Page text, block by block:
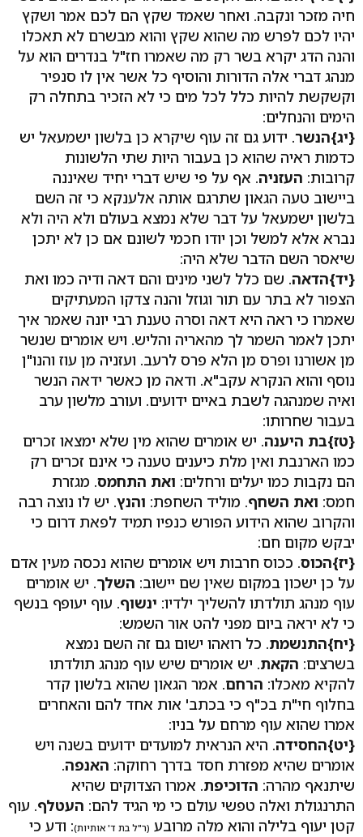
חיה מזכר ונקבה. ואחר שאמד שקץ הם לכם אמר ושקץ
יהיו לכם לפרש מה שהוא שקץ והוא מבשרם לא תאכלו
והנה הדג יקרא בשר רק מה שאמרו חז"ל בנדרים הוא על
מנהג דברי אלה הדורות והוסיף כל אשר אין לו סנפיר
וקשקשת להיות כלל לכל מים כי לא הזכיר בתחלה רק
הימים והנחלים:
{יג}הנשר. ידוע גם זה עוף שיקרא כן בלשון ישמעאל יש
כדמות ראיה שהוא כן בעבור היות שתי הלשונות
קרובות: העזניה. אף על פי שיש דברי יחיד שאיננה
ביישוב טעה הגאון שתרגם אותה אלענקא כי זה השם
בלשון ישמעאל על דבר שלא נמצא בעולם ולא היה ולא
נברא אלא למשל וכן יודו חכמי לשונם אם כן לא יתכן
שיאסר השם הדבר שלא היה:
{יד}הדאה. שם כלל לשני מינים והם דאה ודיה כמו ואת
הצפור לא בתר עם תור וגוזל והנה צדקו המעתיקים
שאמרו כי ראה היא דאה וסרה טענת רבי יונה שאמר איך
יתכן לאמר השמר לך מהאריה והליש. ויש אומרים שנשר
מן אשורנו ופרס מן הלא פרס לרעב. ועזניה מן עוז והנו"ן
נוסף והוא הנקרא עקב"א. ודאה מן כאשר ידאה הנשר
ואיה שמנהגה לשבת באיים ידועים. ועורב מלשון ערב
בעבור שחרותו:
{טז}בת היענה. יש אומרים שהוא מין שלא ימצאו זכרים
כמו הארנבת ואין מלת כיענים טענה כי אינם זכרים רק
הם נקבות כמו יעלים ורחלים: ואת התחמס. מגזרת
חמס: ואת השחף. מוליד השחפת: והנץ. יש לו נוצה רבה
והקרוב שהוא הידוע הפורש כנפיו תמיד לפאת דרום כי
יבקש מקום חם:
{יז}הכוס. ככוס חרבות ויש אומרים שהוא נכסה מעין אדם
על כן ישכון במקום שאין שם יישוב: השלך. יש אומרים
עוף מנהג תולדתו להשליך ילדיו: ינשוף. עוף יעופף בנשף
כי לא יראה ביום מפני להט אור השמש:
{יח}התנשמת. כל רואהו ישום גם זה השם נמצא
בשרצים: הקאת. יש אומרים שיש עוף מנהג תולדתו
להקיא מאכלו: הרחם. אמר הגאון שהוא בלשון קדר
בחלוף חי"ת בכ"ף כי בכתב' אות אחד להם והאחרים
אמרו שהוא עוף מרחם על בניו:
{יט}החסידה. היא הנראית למועדים ידועים בשנה ויש
אומרים שהיא מפזרת חסד בדרך רחוקה: האנפה.
שיתנאף מהרה: הדוכיפת. אמרו הצדוקים שהיא
התרנגולת ואלה טפשי עולם כי מי הגיד להם: העטלף. עוף
קטן יעוף בלילה והוא מלה מרובע (ר"ל בת ד' אותיות): ודע כי